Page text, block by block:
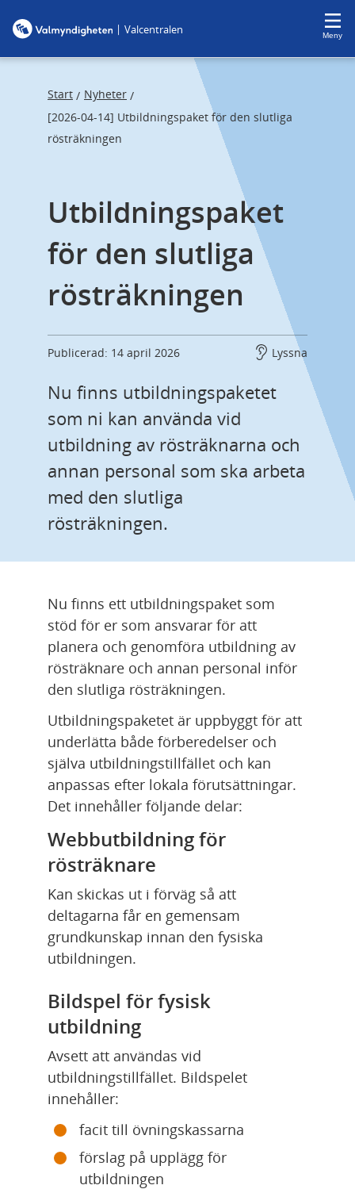
| Valcentralen Meny
Start / Nyheter /
[2026-04-14] Utbildningspaket för den slutliga
rösträkningen
Utbildningspaket
för den slutliga
rösträkningen
Publicerad: 14 april 2026 Lyssna
Nu finns utbildningspaketet
som ni kan använda vid
utbildning av rösträknarna och
annan personal som ska arbeta
med den slutliga
rösträkningen.
Nu finns ett utbildningspaket som
stöd för er som ansvarar för att
planera och genomföra utbildning av
rösträknare och annan personal inför
den slutliga rösträkningen.
Utbildningspaketet är uppbyggt för att
underlätta både förberedelser och
själva utbildningstillfället och kan
anpassas efter lokala förutsättningar.
Det innehåller följande delar:
Webbutbildning för
rösträknare
Kan skickas ut i förväg så att
deltagarna får en gemensam
grundkunskap innan den fysiska
utbildningen.
Bildspel för fysisk
utbildning
Avsett att användas vid
utbildningstillfället. Bildspelet
innehåller:
facit till övningskassarna
förslag på upplägg för
utbildningen
c
c